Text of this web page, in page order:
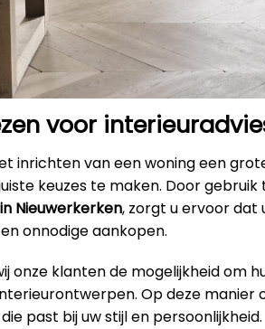
voor
inrichten van een woning een
keuzes te maken. Door
Nieuwerkerken, zorgt u ervoor dat
onnodige aankopen.
onze klanten de mogelijkheid om
Op deze manier
past bij uw stijl en persoonlijkheid.